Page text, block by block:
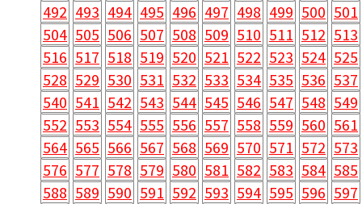
492 493 494 495 496 497 498 499 500 501
504 505 506 507 508 509 510 511 512 513
516 517 518 519 520 521 522 523 524 525
528 529 530 531 532 533 534 535 536 537
540 541 542 543 544 545 546 547 548 549
552 553 554 555 556 557 558 559 560 561
564 565 566 567 568 569 570 571 572 573
576 577 578 579 580 581 582 583 584 585
588 589 590 591 592 593 594 595 596 597